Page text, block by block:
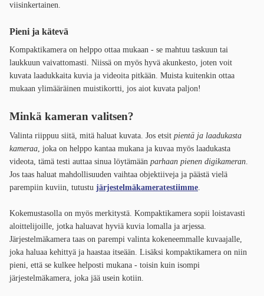
viisinkertainen.
Pieni ja kätevä
Kompaktikamera on helppo ottaa mukaan - se mahtuu taskuun tai
laukkuun vaivattomasti. Niissä on myös hyvä akunkesto, joten voit
kuvata laadukkaita kuvia ja videoita pitkään. Muista kuitenkin ottaa
mukaan ylimääräinen muistikortti, jos aiot kuvata paljon!
Minkä kameran valitsen?
Valinta riippuu siitä, mitä haluat kuvata. Jos etsit pientä ja laadukasta
kameraa, joka on helppo kantaa mukana ja kuvaa myös laadukasta
videota, tämä testi auttaa sinua löytämään parhaan pienen digikameran.
Jos taas haluat mahdollisuuden vaihtaa objektiiveja ja päästä vielä
parempiin kuviin, tutustu järjestelmäkameratestiimme.
Kokemustasolla on myös merkitystä. Kompaktikamera sopii loistavasti
aloittelijoille, jotka haluavat hyviä kuvia lomalla ja arjessa.
Järjestelmäkamera taas on parempi valinta kokeneemmalle kuvaajalle,
joka haluaa kehittyä ja haastaa itseään. Lisäksi kompaktikamera on niin
pieni, että se kulkee helposti mukana - toisin kuin isompi
järjestelmäkamera, joka jää usein kotiin.